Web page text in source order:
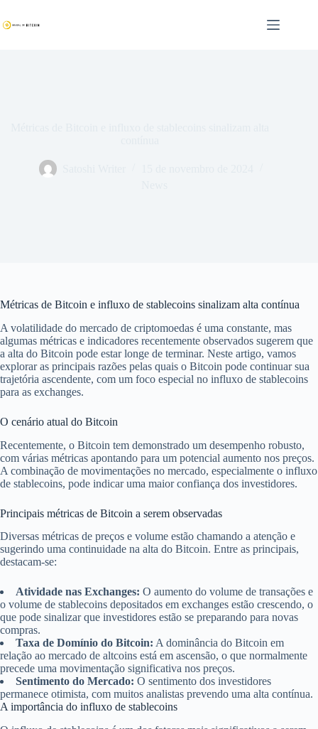
para
o
Métricas de Bitcoin e influxo de stablecoins sinalizam alta contínua
A volatilidade do mercado de criptomoedas é uma constante, mas
algumas métricas e indicadores recentemente observados sugerem que
a alta do Bitcoin pode estar longe de terminar. Neste artigo, vamos
explorar as principais razões pelas quais o Bitcoin pode continuar sua
trajetória ascendente, com um foco especial no influxo de stablecoins
para as exchanges.
O cenário atual do Bitcoin
Recentemente, o Bitcoin tem demonstrado um desempenho robusto,
com várias métricas apontando para um potencial aumento nos preços.
A combinação de movimentações no mercado, especialmente o influxo
de stablecoins, pode indicar uma maior confiança dos investidores.
Principais métricas de Bitcoin a serem observadas
Diversas métricas de preços e volume estão chamando a atenção e
sugerindo uma continuidade na alta do Bitcoin. Entre as principais,
destacam-se:
Atividade nas Exchanges: O aumento do volume de transações e
o volume de stablecoins depositados em exchanges estão crescendo, o
que pode sinalizar que investidores estão se preparando para novas
compras.
Taxa de Domínio do Bitcoin: A dominância do Bitcoin em
relação ao mercado de altcoins está em ascensão, o que normalmente
precede uma movimentação significativa nos preços.
Sentimento do Mercado: O sentimento dos investidores
permanece otimista, com muitos analistas prevendo uma alta contínua.
A importância do influxo de stablecoins